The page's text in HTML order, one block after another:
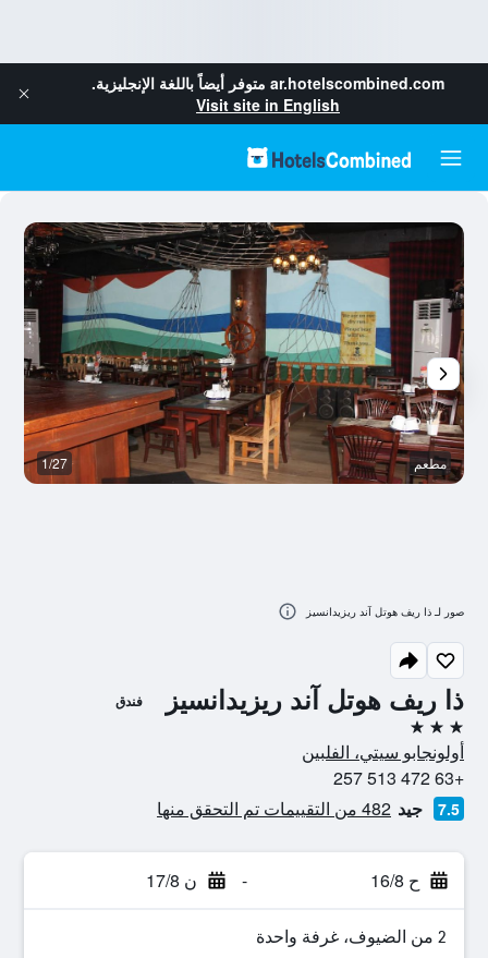
ar.hotelscombined.com متوفر أيضاً باللغة الإنجليزية.
Visit site in English
ذا ريف هوتل آند ريزيدانسيز فندق
3 نجوم
أولونجابو سيتي، الفلبين
+63 472 513 257
7.5 جيد 482 من التقييمات تم التحقق منها
ح 16/8 - ن 17/8
2 من الضيوف، غرفة واحدة
مطعم 1/27
صور لـ ذا ريف هوتل آند ريزيدانسيز